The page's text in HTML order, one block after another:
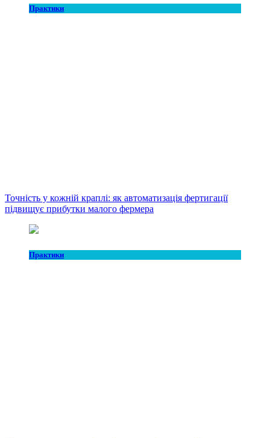
Практики
Точність у кожній краплі: як автоматизація фертигації
підвищує прибутки малого фермера
Практики